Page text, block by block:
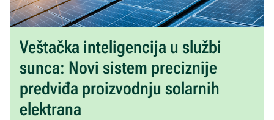
Veštačka inteligencija u službi
sunca: Novi sistem preciznije
predviđa proizvodnju solarnih
elektrana